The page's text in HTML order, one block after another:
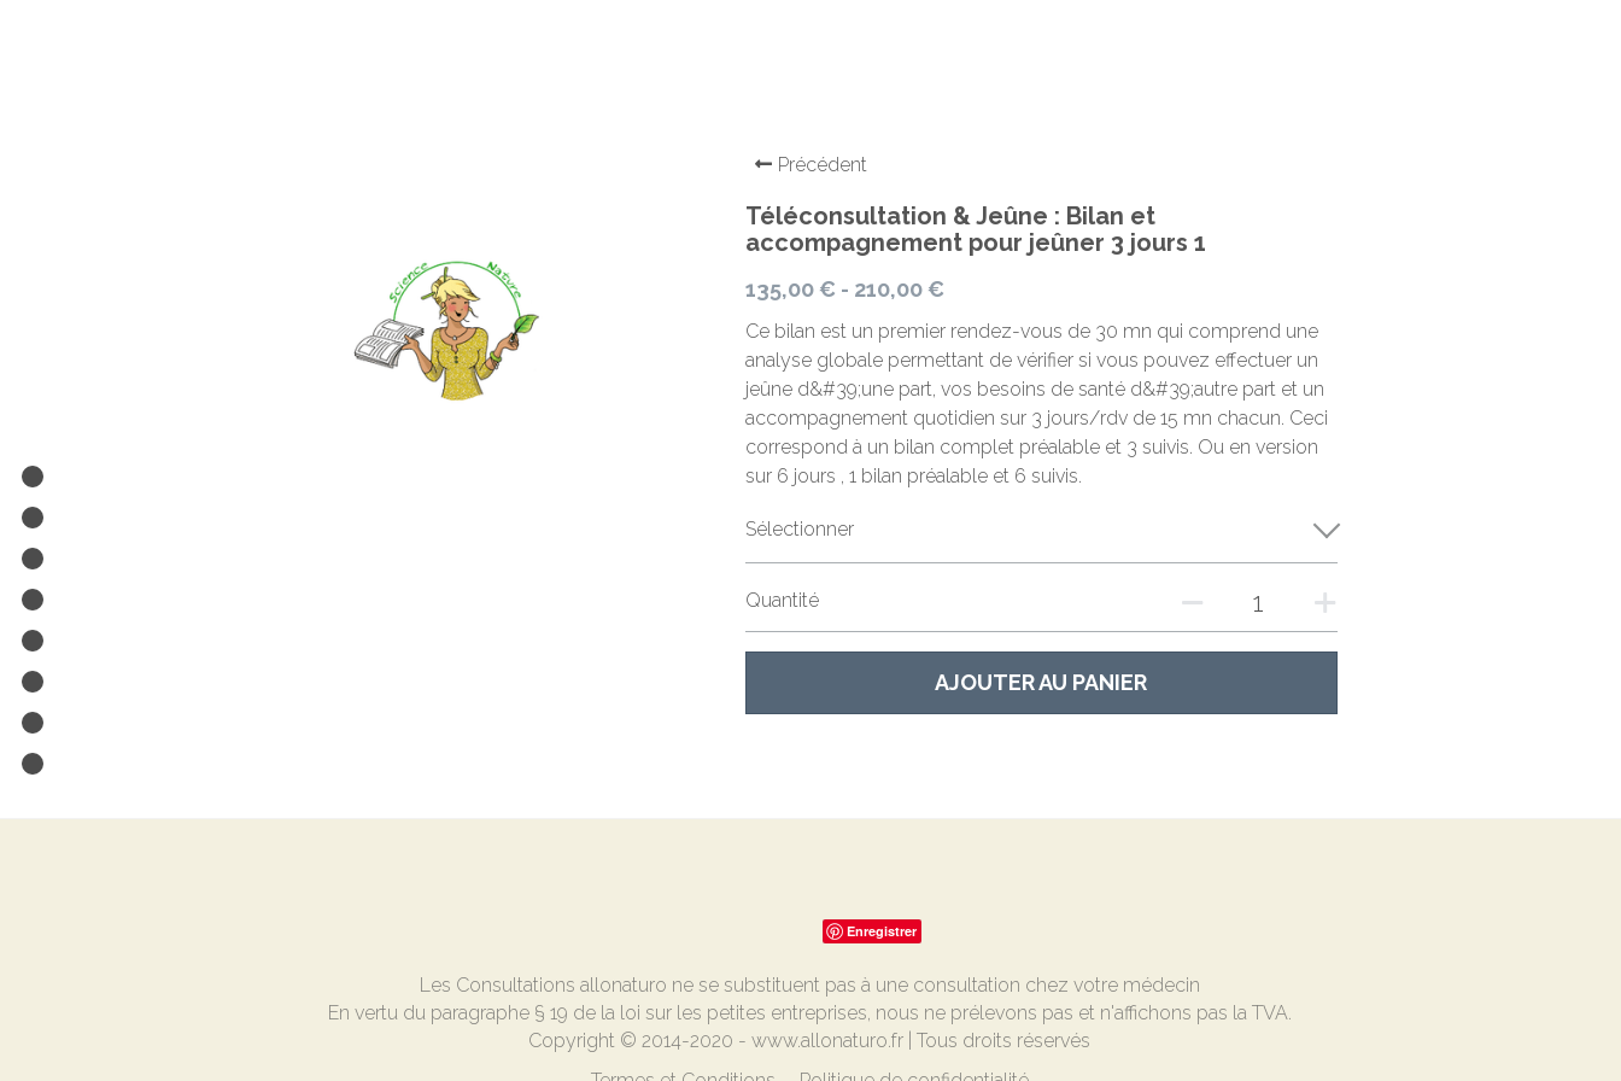
Précédent
Téléconsultation & Jeûne : Bilan et
accompagnement pour jeûner 3 jours 1
135,00 € - 210,00 €
Ce bilan est un premier rendez-vous de 30 mn qui comprend une
analyse globale permettant de vérifier si vous pouvez effectuer un
jeûne d&#39;une part, vos besoins de santé d&#39;autre part et un
accompagnement quotidien sur 3 jours/rdv de 15 mn chacun. Ceci
correspond à un bilan complet préalable et 3 suivis. Ou en version
sur 6 jours , 1 bilan préalable et 6 suivis.
Sélectionner
Quantité
AJOUTER AU PANIER
Enregistrer
Les Consultations allonaturo ne se substituent pas à une consultation chez votre médecin
En vertu du paragraphe § 19 de la loi sur les petites entreprises, nous ne prélevons pas et n'affichons pas la TVA.
Copyright © 2014-2020 - www.allonaturo.fr | Tous droits réservés